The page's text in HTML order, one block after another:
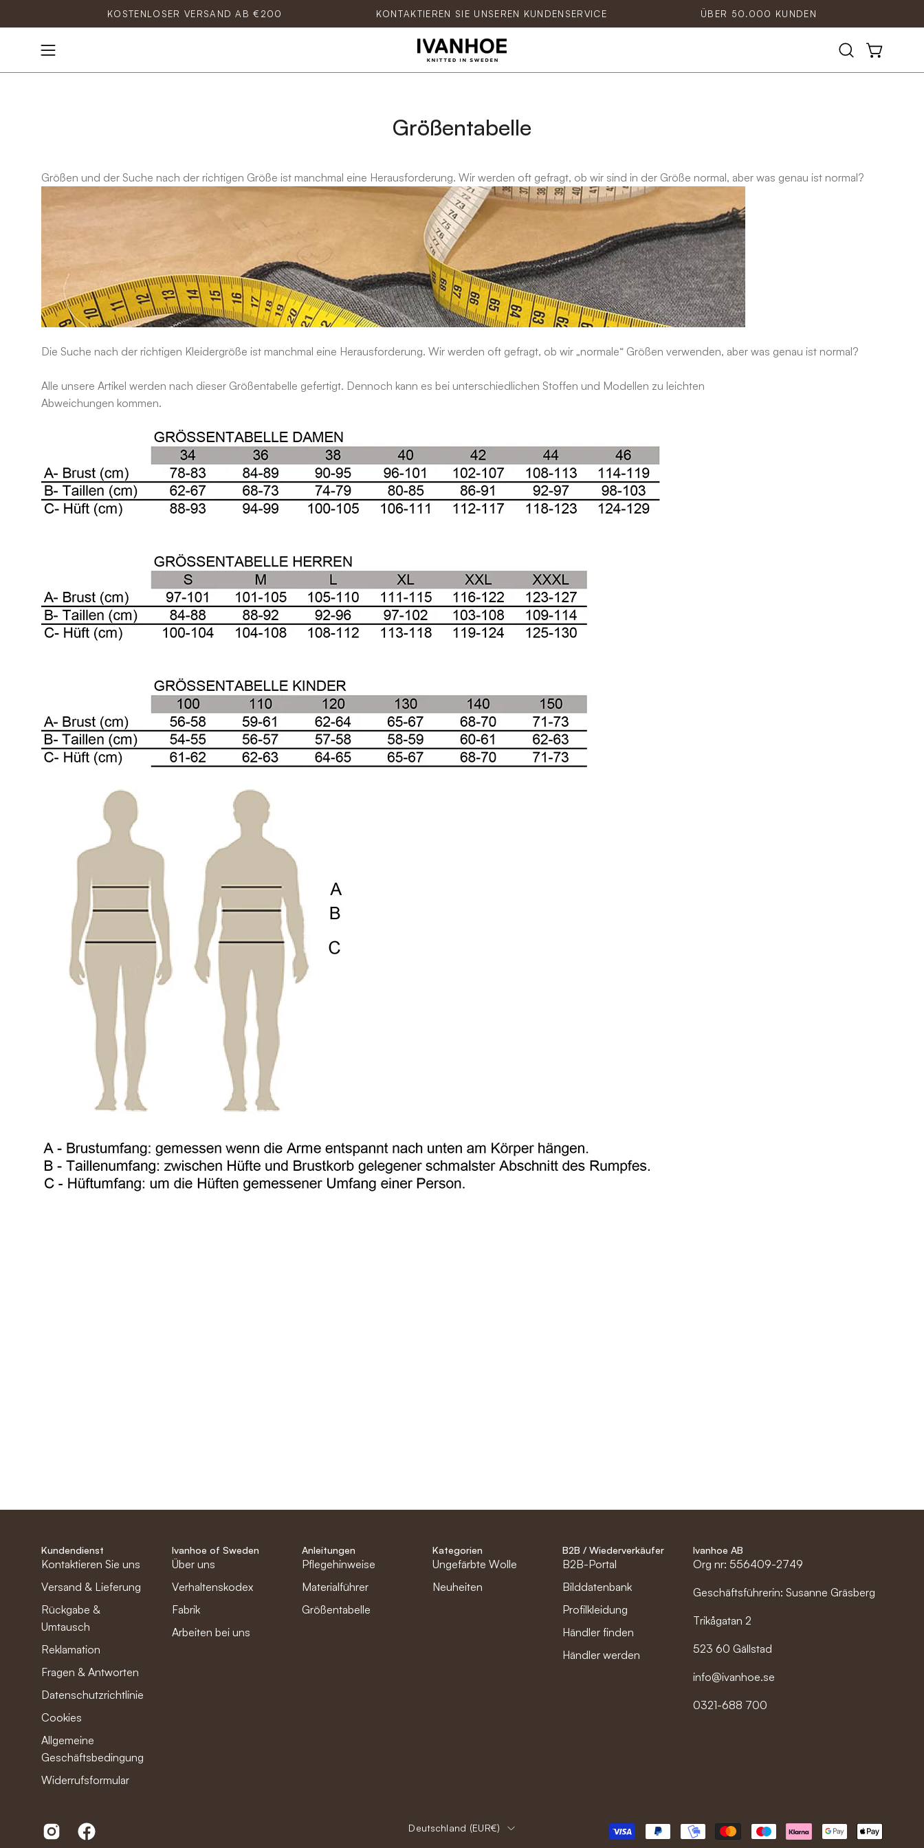
überspringen
KOSTENLOSER VERSAND AB €200 KONTAKTIEREN SIE UNSEREN KUNDENSERVICE ÜBER 50.000 KUNDEN
Navigationsmenü
öffnen
Suchleiste
öffnen
Größentabelle
Größen und der Suche nach der richtigen Größe ist manchmal eine Herausforderung. Wir werden oft gefragt, ob wir sind in der Größe normal, aber was genau ist normal?
Die Suche nach der richtigen Kleidergröße ist manchmal eine Herausforderung. Wir werden oft gefragt, ob wir „normale“ Größen verwenden, aber was genau ist normal?
Alle unsere Artikel werden nach dieser Größentabelle gefertigt. Dennoch kann es bei unterschiedlichen Stoffen und Modellen zu leichten
Abweichungen kommen.
Kundendienst
Kontaktieren Sie uns
Versand & Lieferung
Rückgabe &
Umtausch
Reklamation
Fragen & Antworten
Datenschutzrichtlinie
Cookies
Allgemeine
Geschäftsbedingungen
Widerrufsformular
Ivanhoe of Sweden
Über uns
Verhaltenskodex
Fabrik
Arbeiten bei uns
Anleitungen
Pflegehinweise
Materialführer
Größentabelle
Kategorien
Ungefärbte Wolle
Neuheiten
B2B / Wiederverkäufer
B2B-Portal
Bilddatenbank
Profilkleidung
Händler finden
Händler werden
Ivanhoe AB
Org nr: 556409-2749
Geschäftsführerin: Susanne Gräsberg
Trikågatan 2
523 60 Gällstad
info@ivanhoe.se
0321-688 700
Land
Deutschland (EUR€)